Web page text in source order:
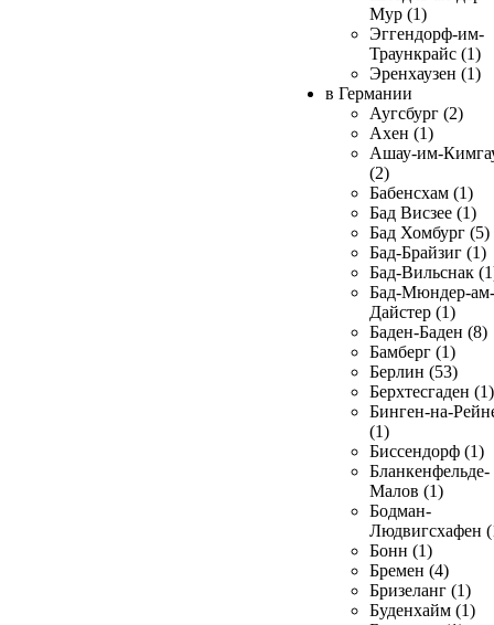
Мур (1)
Эггендорф-им-
Траункрайс (1)
Эренхаузен (1)
в Германии
Аугсбург (2)
Ахен (1)
Ашау-им-
(2)
Бабенсхам (1)
Бад Висзее (1)
Бад Хомбург (5)
Бад-Брайзиг (1)
Бад-Вильснак
Бад-Мюндер-ам-
Дайстер (1)
Баден-Баден (8)
Бамберг (1)
Берлин (53)
Берхтесгаден (1)
Бинген-на-
(1)
Биссендорф (1)
Бланкенфельде-
Малов (1)
Бодман-
Людвигсхафен
Бонн (1)
Бремен (4)
Бризеланг (1)
Буденхайм (1)